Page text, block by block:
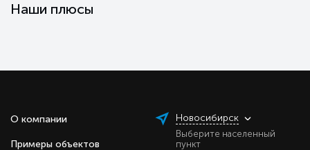
Наши плюсы
О компании
Примеры объектов
Новосибирск
Выберите населенный
пункт